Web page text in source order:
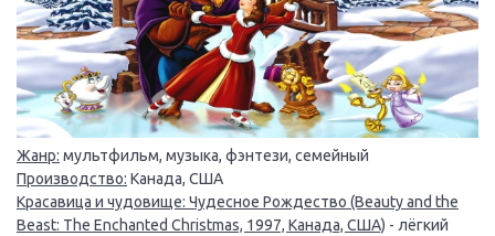
Жанр: мультфильм, музыка, фэнтези, семейный
Производство: Канада, США
Красавица и чудовище: Чудесное Рождество (Beauty and the
Beast: The Enchanted Christmas, 1997, Канада, США) - лёгкий